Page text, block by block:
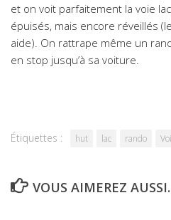
et on voit parfaitement la voie
épuisés, mais encore réveillés
aide). On rattrape même un
en stop jusqu’à sa voiture.
Étiquettes : hut lac rando
VOUS AIMEREZ